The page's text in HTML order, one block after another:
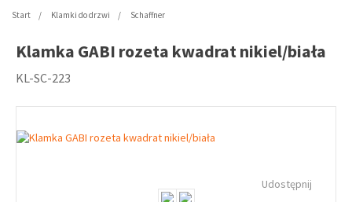
Start Klamki do drzwi Schaffner
Klamka GABI rozeta kwadrat nikiel/biała
KL-SC-223
Udostępnij